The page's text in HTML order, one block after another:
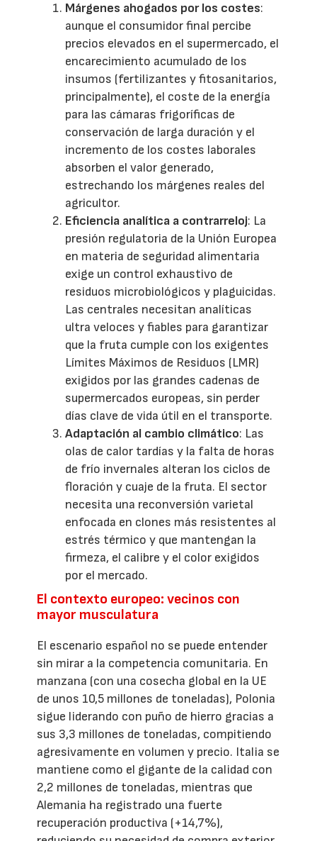
Márgenes ahogados por los costes:
aunque el consumidor final percibe
precios elevados en el supermercado, el
encarecimiento acumulado de los
insumos (fertilizantes y fitosanitarios,
principalmente), el coste de la energía
para las cámaras frigoríficas de
conservación de larga duración y el
incremento de los costes laborales
absorben el valor generado,
estrechando los márgenes reales del
agricultor.
Eficiencia analítica a contrarreloj: La
presión regulatoria de la Unión Europea
en materia de seguridad alimentaria
exige un control exhaustivo de
residuos microbiológicos y plaguicidas.
Las centrales necesitan analíticas
ultra veloces y fiables para garantizar
que la fruta cumple con los exigentes
Límites Máximos de Residuos (LMR)
exigidos por las grandes cadenas de
supermercados europeas, sin perder
días clave de vida útil en el transporte.
Adaptación al cambio climático: Las
olas de calor tardías y la falta de horas
de frío invernales alteran los ciclos de
floración y cuaje de la fruta. El sector
necesita una reconversión varietal
enfocada en clones más resistentes al
estrés térmico y que mantengan la
firmeza, el calibre y el color exigidos
por el mercado.
El contexto europeo: vecinos con
mayor musculatura
El escenario español no se puede entender
sin mirar a la competencia comunitaria. En
manzana (con una cosecha global en la UE
de unos 10,5 millones de toneladas), Polonia
sigue liderando con puño de hierro gracias a
sus 3,3 millones de toneladas, compitiendo
agresivamente en volumen y precio. Italia se
mantiene como el gigante de la calidad con
2,2 millones de toneladas, mientras que
Alemania ha registrado una fuerte
recuperación productiva (+14,7%),